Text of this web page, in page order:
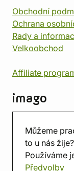
Můžeme
to u nás žije?
Používáme
Předvolby
Obchodní
Ochrana
Rady a
Velkoobchod
Affiliate
imago
Prodejna
Herna
O nás
Hodnocení